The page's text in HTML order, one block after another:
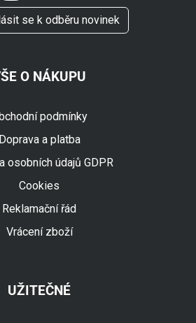
se k odběru novinek
O NÁKUPU
podmínky
Doprava a platba
osobních údajů GDPR
Cookies
Reklamační řád
Vrácení zboží
UŽITEČNÉ